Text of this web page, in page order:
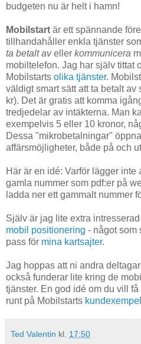
budgeten nu är helt i hamn!
Mobilstart är ett spännande
tillhandahåller enkla tjänster
ta betalt aveller kommunicera
mobiltelefon. Jag har själv tittat
Mobilstarts olika tjänster.
väldigt smart sätt att ta betalt
kr). Det är gratis att komma
tredjedelar av intäkterna. Man
exempelvis 5 eller 10 kronor,
Dessa "mikrobetalningar"
affärsmöjligheter, både på och
Här är en idé: Varför lägger inte
gamla nummer som pdf:er på
ladda ner ett gammalt nummer
Själv är jag lite extra
mobil positionering - något som
pass för mina kartsajter.
Jag hoppas att ni andra
också funderar lite kring de
tjänster. En god idé om du vill
runt på Mobilstarts kundexempel
Ted Valentin kl. 17:50